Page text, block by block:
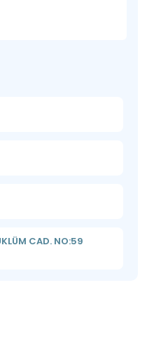
CAD. NO:59